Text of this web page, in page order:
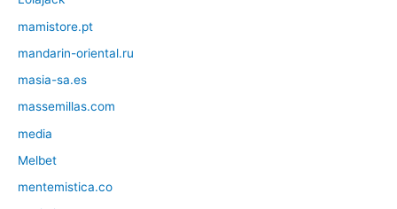
mamistore.pt
mandarin-oriental.ru
masia-sa.es
massemillas.com
media
Melbet
mentemistica.co